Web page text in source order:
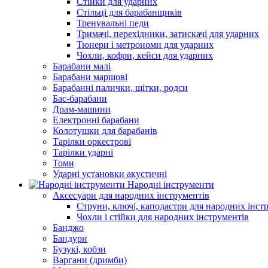
Стільці для барабанщиків
Тренувальні педи
Тримачі, перехідники, затискачі для ударних
Тюнери і метрономи для ударних
Чохли, кофри, кейси для ударних
Барабани малі
Барабани маршові
Барабанні палички, щітки, родси
Бас-барабани
Драм-машини
Електронні барабани
Колотушки для барабанів
Тарілки оркестрові
Тарілки ударні
Томи
Ударні установки акустичні
Народні інструменти
Аксесуари для народних інструментів
Струни, ключі, каподастри для народних
Чохли і стійки для народних інструментів
Банджо
Бандури
Бузукі, кобзи
Варгани (дримби)